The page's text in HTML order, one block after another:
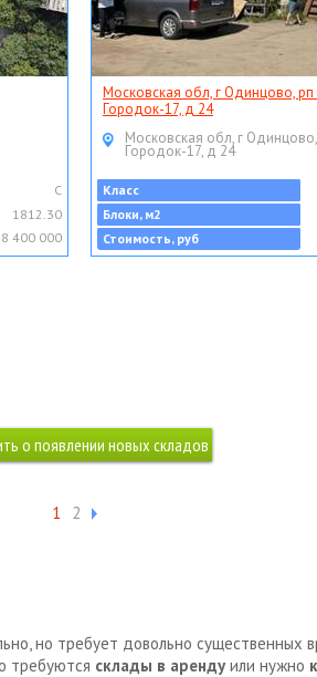
C
1812.30
400 000
Московская обл, г Одинцово,
Городок-17, д 24
Московская обл, г
Городок-17, д 24
Класс
Блоки, м2
Стоимость, руб
1 2
но требует довольно
требуются склады в аренду или нужно